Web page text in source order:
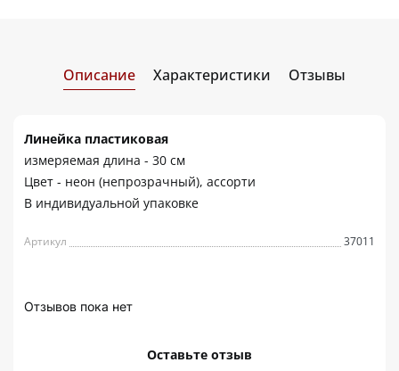
Описание Характеристики Отзывы
Линейка пластиковая
измеряемая длина - 30 см
Цвет - неон (непрозрачный), ассорти
В индивидуальной упаковке
Артикул 37011
Отзывов пока нет
Оставьте отзыв